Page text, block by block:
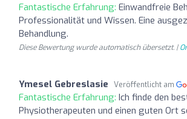
Fantastische Erfahrung: Einwandfreie
Professionalität und Wissen. Eine
Behandlung.
Diese Bewertung wurde automatisch übersetzt. |
Ymesel Gebreslasie Veröffentlicht am
Fantastische Erfahrung: Ich finde den
Physiotherapeuten und einen guten Ort